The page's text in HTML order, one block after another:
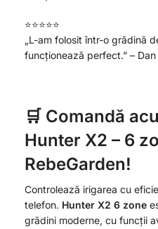
⭐⭐⭐⭐⭐
„L-am folosit într-o grădină
funcționează perfect.” – Dan
🛒 Comandă
Hunter X2 – 6
RebeGarden!
Controlează irigarea cu
telefon. Hunter X2 6 zone
grădini moderne, cu funcții